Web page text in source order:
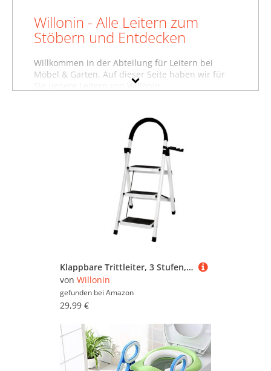
Willonin - Alle Leitern zum
Stöbern und Entdecken
Willkommen in der Abteilung für Leitern bei
Möbel & Garten. Auf dieser Seite haben wir für
Sie unsere Leitern von Willonin
Baumarktartikel von Willonin
oder stöbern Sie in dem gesamten
Möbelsortiment sämtlicher Leitern. Oder suchen
Sie gezielt nach Möbeln von Willonin? Dann
besuchen Sie unsere Abteilung mit sämtlichen
Möbeln der Marke Willonin
. Mit Hilfe der Filter
oben auf der Seite können Sie auch gezielt
Leitern von anderen Marken ansehen und in
bestimmten Preiskategorien sowie nach
reduzierten Angeboten suchen. Lassen Sie sich
inspirieren - wir wünschen Ihnen viel Spaß dabei!
Klappbare Trittleiter, 3 Stufen, rutschfest, multifunktional, für Zuhause, Küche und Außenbereich, Weiß
von Willonin
gefunden bei Amazon
29,99 €